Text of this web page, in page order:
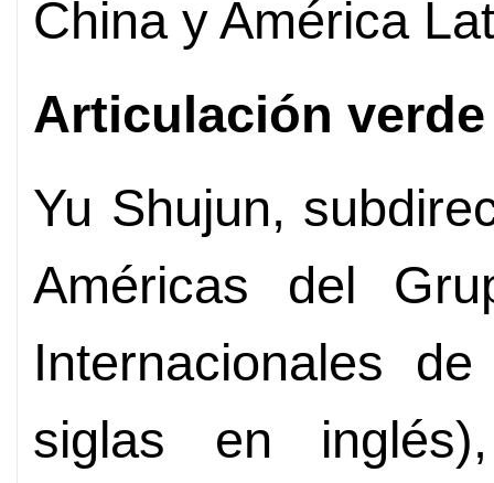
China y América
Articulación
Yu Shujun,
Américas del
Internacionales
siglas en